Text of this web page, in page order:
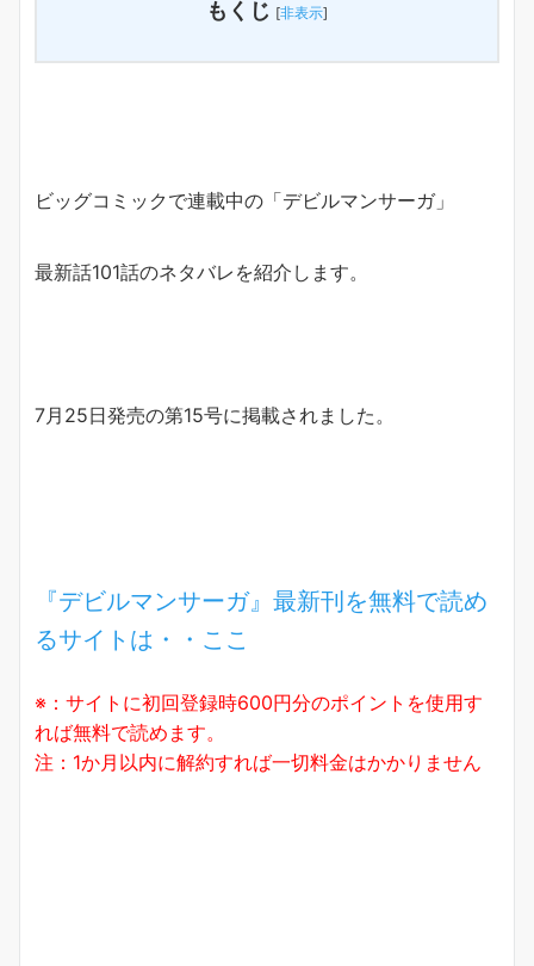
もくじ [非表示]
ビッグコミックで連載中の「デビルマンサーガ」
最新話101話のネタバレを紹介します。
7月25日発売の第15号に掲載されました。
『デビルマンサーガ』最新刊を無料で読め
るサイトは・・ここ
※：サイトに初回登録時600円分のポイントを使用す
れば無料で読めます。
注：1か月以内に解約すれば一切料金はかかりません